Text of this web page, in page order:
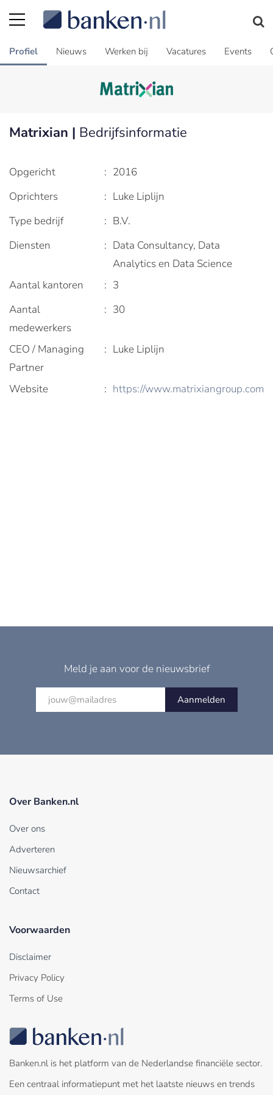
Profiel Nieuws Werken bij Vacatures Events
Matrixian | Bedrijfsinformatie
Opgericht : 2016
Oprichters
: Luke Liplijn
Type bedrijf
: B.V.
Diensten
: Data Consultancy, Data
Analytics en Data Science
Aantal kantoren
: 3
Aantal
medewerkers
: 30
CEO / Managing
Partner
: Luke Liplijn
Website : https://www.matrixiangroup.com
Meld je aan voor de nieuwsbrief
Aanmelden
Over Banken.nl
Over ons
Adverteren
Nieuwsarchief
Contact
Voorwaarden
Disclaimer
Privacy Policy
Terms of Use
Banken.nl is het platform van de Nederlandse financiële sector.
Een centraal informatiepunt met het laatste nieuws en trends